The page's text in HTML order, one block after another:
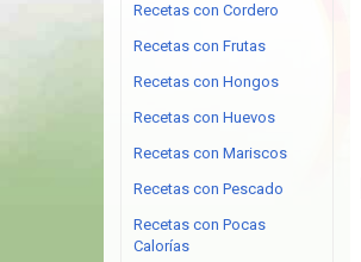
Recetas con Cordero
Recetas con Frutas
Recetas con Hongos
Recetas con Huevos
Recetas con Mariscos
Recetas con Pescado
Recetas con Pocas
Calorías